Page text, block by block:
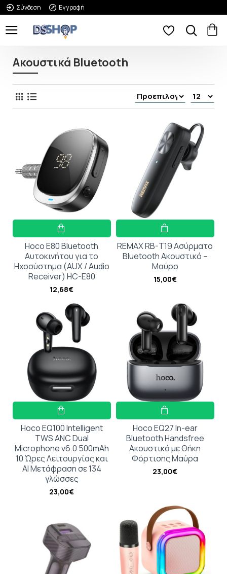
Σύνδεση Εγγραφή
Ακουστικά Bluetooth
Hoco E80 Bluetooth
Αυτοκινήτου για το
Ηχοσύστημα (AUX / Audio
Receiver) HC-E80
12,68€
REMAX RB-T19 Ασύρματο
Bluetooth Ακουστικό –
Μαύρο
15,00€
Hoco EQ100 Intelligent
TWS ANC Dual
Microphone v6.0 500mAh
10 Ώρες Λειτουργίας και
AI Μετάφραση σε 134
γλώσσες
23,00€
Hoco EQ27 In-ear
Bluetooth Handsfree
Ακουστικά με Θήκη
Φόρτισης Μαύρα
23,00€